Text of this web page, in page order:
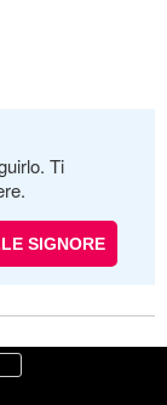
Ti
SIGNORE